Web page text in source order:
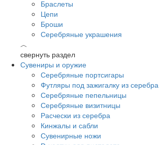
Браслеты
Цепи
Броши
Серебряные украшения
︿
свернуть раздел
Сувениры и оружие
Серебряные портсигары
Футляры под зажигалку из серебра
Серебряные пепельницы
Серебряные визитницы
Расчески из серебра
Кинжалы и сабли
Сувенирные ножи